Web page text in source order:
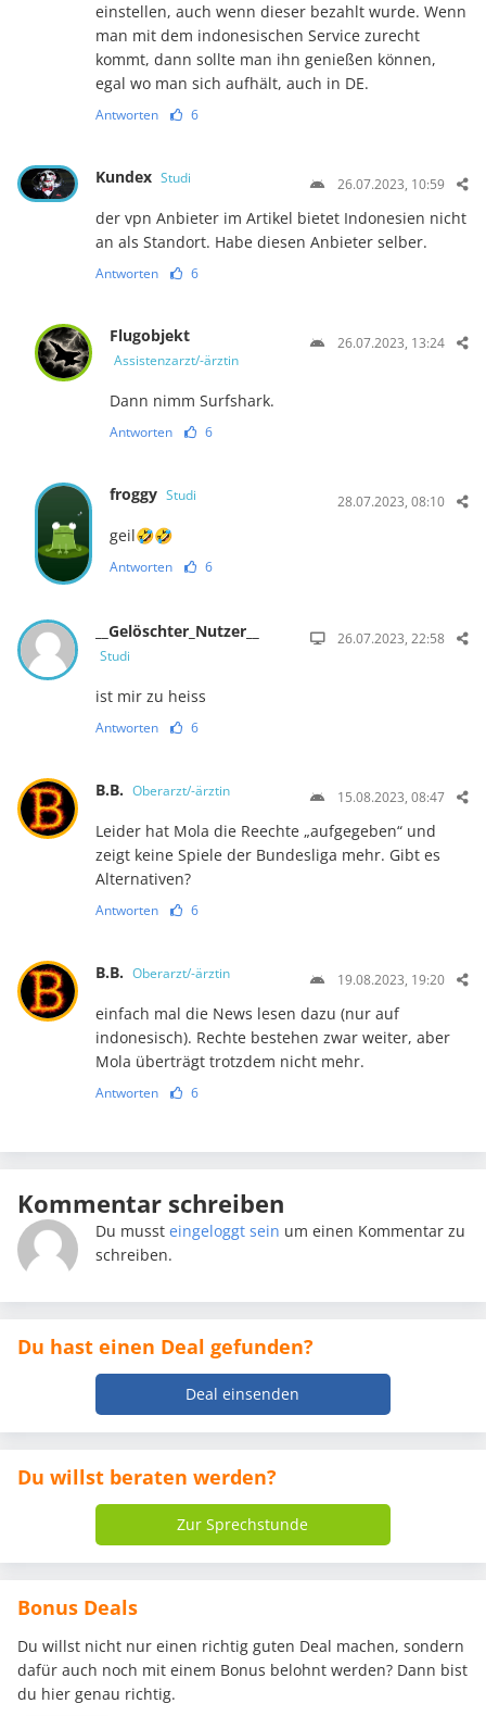
einstellen, auch wenn dieser bezahlt wurde. Wenn
man mit dem indonesischen Service zurecht
kommt, dann sollte man ihn genießen können,
egal wo man sich aufhält, auch in DE.
Antworten 6
Kundex Studi 26.07.2023, 10:59
der vpn Anbieter im Artikel bietet Indonesien nicht
an als Standort. Habe diesen Anbieter selber.
Antworten 6
Flugobjekt
Assistenzarzt/-ärztin
26.07.2023, 13:24
Dann nimm Surfshark.
Antworten 6
froggy Studi 28.07.2023, 08:10
geil🤣🤣
Antworten 6
__Gelöschter_Nutzer__
Studi
26.07.2023, 22:58
ist mir zu heiss
Antworten 6
B.B. Oberarzt/-ärztin 15.08.2023, 08:47
Leider hat Mola die Reechte „aufgegeben“ und
zeigt keine Spiele der Bundesliga mehr. Gibt es
Alternativen?
Antworten 6
B.B. Oberarzt/-ärztin 19.08.2023, 19:20
einfach mal die News lesen dazu (nur auf
indonesisch). Rechte bestehen zwar weiter, aber
Mola überträgt trotzdem nicht mehr.
Antworten 6
Kommentar schreiben
Du musst eingeloggt sein um einen Kommentar zu
schreiben.
Du hast einen Deal gefunden?
Deal einsenden
Du willst beraten werden?
Zur Sprechstunde
Bonus Deals
Du willst nicht nur einen richtig guten Deal machen, sondern
dafür auch noch mit einem Bonus belohnt werden? Dann bist
du hier genau richtig.